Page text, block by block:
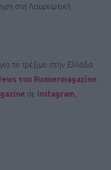
στη Λαυρεωτική
το τρέξιμο στην Ελλάδα
του Runnermagazine.
σε Instagram,